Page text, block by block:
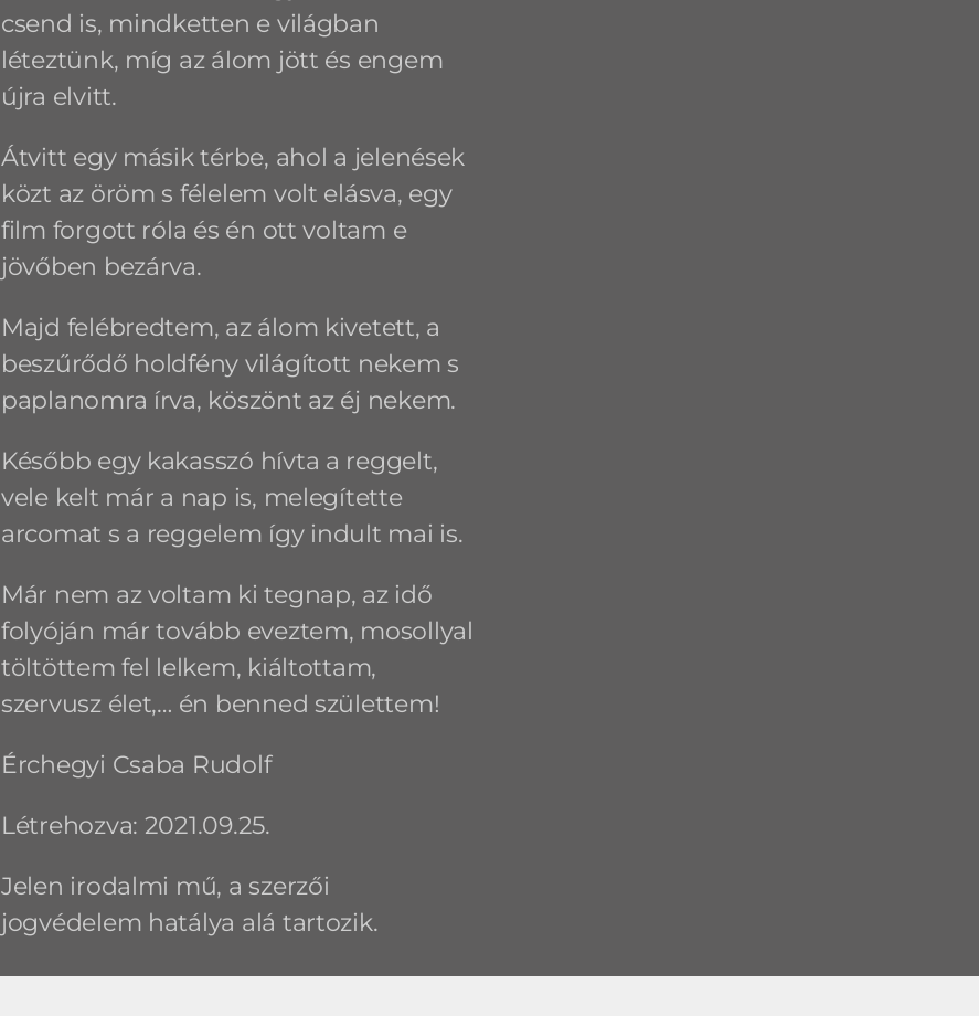
csend is, mindketten e világban
léteztünk, míg az álom jött és engem
újra elvitt.
Átvitt egy másik térbe, ahol a jelenések
közt az öröm s félelem volt elásva, egy
film forgott róla és én ott voltam e
jövőben bezárva.
Majd felébredtem, az álom kivetett, a
beszűrődő holdfény világított nekem s
paplanomra írva, köszönt az éj nekem.
Később egy kakasszó hívta a reggelt,
vele kelt már a nap is, melegítette
arcomat s a reggelem így indult mai is.
Már nem az voltam ki tegnap, az idő
folyóján már tovább eveztem, mosollyal
töltöttem fel lelkem, kiáltottam,
szervusz élet,… én benned születtem!
Érchegyi Csaba Rudolf
Létrehozva: 2021.09.25.
Jelen irodalmi mű, a szerzői
jogvédelem hatálya alá tartozik.